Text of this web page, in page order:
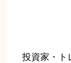
投資家・ト